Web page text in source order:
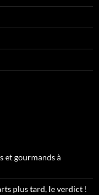
et gourmands à
plus tard, le verdict !